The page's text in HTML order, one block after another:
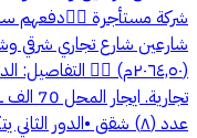
شارعين شارع تجاري شرقي
تجارية.